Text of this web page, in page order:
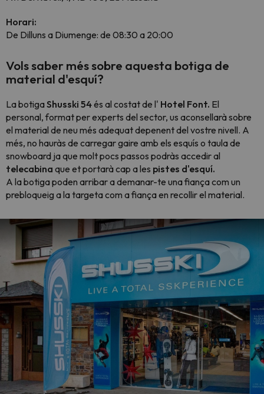
Horari:
De Dilluns a Diumenge: de 08:30 a 20:00
Vols saber més sobre aquesta botiga de
material d'esquí?
La botigaShusski 54és al costat de l' Hotel Font. El
personal, format per experts del sector, us aconsellarà sobre
el material de neu més adequat depenent del vostre nivell. A
més, no hauràs de carregar gaire amb els esquís o taula de
snowboard ja que molt pocs passos podràs accedir al
telecabina que et portarà cap a les pistes d'esquí.
A la botiga poden arribar a demanar-te una fiança com un
prebloqueig a la targeta com a fiança en recollir el material.